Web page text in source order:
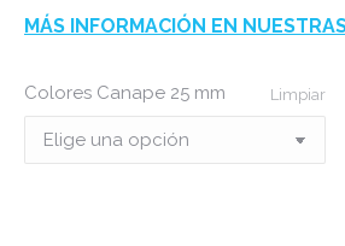
MÁS INFORMACIÓN EN
Colores Canape 25 mm Limpiar